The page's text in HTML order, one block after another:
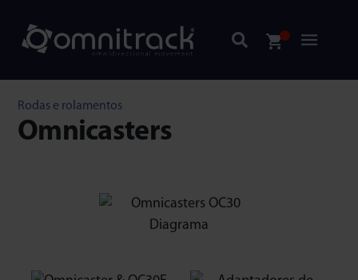
Rodas e rolamentos
Omnicasters